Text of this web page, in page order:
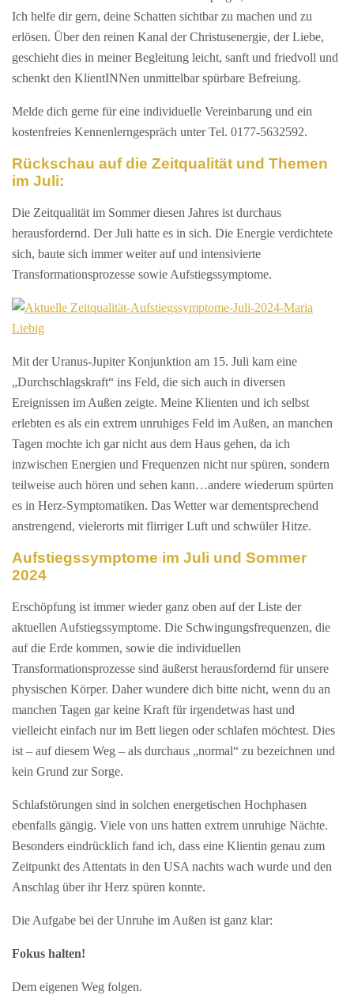
Ich helfe dir gern, deine Schatten sichtbar zu machen und zu
erlösen. Über den reinen Kanal der Christusenergie, der Liebe,
geschieht dies in meiner Begleitung leicht, sanft und friedvoll und
schenkt den KlientINNen unmittelbar spürbare Befreiung.
Melde dich gerne für eine individuelle Vereinbarung und ein
kostenfreies Kennenlerngespräch unter Tel. 0177-5632592.
Rückschau auf die Zeitqualität und Themen
im Juli:
Die Zeitqualität im Sommer diesen Jahres ist durchaus
herausfordernd. Der Juli hatte es in sich. Die Energie verdichtete
sich, baute sich immer weiter auf und intensivierte
Transformationsprozesse sowie Aufstiegssymptome.
Mit der Uranus-Jupiter Konjunktion am 15. Juli kam eine
„Durchschlagskraft“ ins Feld, die sich auch in diversen
Ereignissen im Außen zeigte. Meine Klienten und ich selbst
erlebten es als ein extrem unruhiges Feld im Außen, an manchen
Tagen mochte ich gar nicht aus dem Haus gehen, da ich
inzwischen Energien und Frequenzen nicht nur spüren, sondern
teilweise auch hören und sehen kann…andere wiederum spürten
es in Herz-Symptomatiken. Das Wetter war dementsprechend
anstrengend, vielerorts mit flirriger Luft und schwüler Hitze.
Aufstiegssymptome im Juli und Sommer
2024
Erschöpfung ist immer wieder ganz oben auf der Liste der
aktuellen Aufstiegssymptome. Die Schwingungsfrequenzen, die
auf die Erde kommen, sowie die individuellen
Transformationsprozesse sind äußerst herausfordernd für unsere
physischen Körper. Daher wundere dich bitte nicht, wenn du an
manchen Tagen gar keine Kraft für irgendetwas hast und
vielleicht einfach nur im Bett liegen oder schlafen möchtest. Dies
ist – auf diesem Weg – als durchaus „normal“ zu bezeichnen und
kein Grund zur Sorge.
Schlafstörungen sind in solchen energetischen Hochphasen
ebenfalls gängig. Viele von uns hatten extrem unruhige Nächte.
Besonders eindrücklich fand ich, dass eine Klientin genau zum
Zeitpunkt des Attentats in den USA nachts wach wurde und den
Anschlag über ihr Herz spüren konnte.
Die Aufgabe bei der Unruhe im Außen ist ganz klar:
Fokus halten!
Dem eigenen Weg folgen.